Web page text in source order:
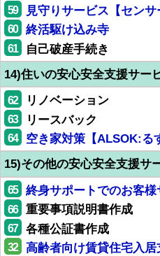
59 見守りサービス【セン
60 終活駆け込み寺
61
自己破産手続き
14)住いの安心安全支援サー
62 リノベーション
63 リースバック
64
空き家対策【ALSOK:る
15)その他の安心安全支援サ
65 終身サポートでのお客
66 重要事項説明書作成
67 各種公証書作成
32 高齢者向け賃貸住宅入居